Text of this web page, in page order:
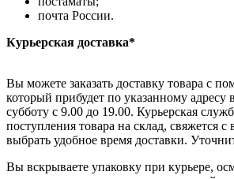
почта России.
Курьерская доставка*
Вы можете заказать доставку товара с
который прибудет по указанному адресу
субботу с 9.00 до 19.00. Курьерская
поступления товара на склад, свяжется
выбрать удобное время доставки.
Вы вскрываете упаковку при курьере,